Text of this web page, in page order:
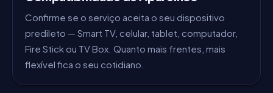
Confirme se o serviço aceita o seu dispositivo
predileto — Smart TV, celular, tablet, computador,
Fire Stick ou TV Box. Quanto mais frentes, mais
flexível fica o seu cotidiano.